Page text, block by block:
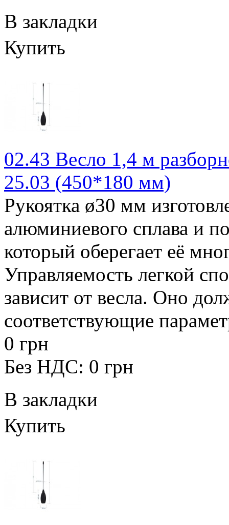
В закладки
Купить
02.43 Весло 1,4 м
25.03 (450*180 мм)
Рукоятка ø30 мм
алюминиевого сплава и
который оберегает её
Управляемость легкой
зависит от весла. Оно
соответствующие
0 грн
Без НДС: 0 грн
В закладки
Купить